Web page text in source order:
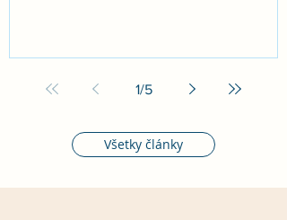
1/5
Všetky články